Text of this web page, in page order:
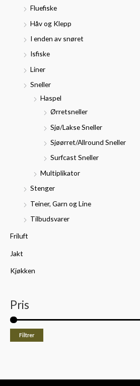
Fluefiske
Håv og Klepp
I enden av snøret
Isfiske
Liner
Sneller
Haspel
Ørretsneller
Sjø/Lakse Sneller
Sjøørret/Allround Sneller
Surfcast Sneller
Multiplikator
Stenger
Teiner, Garn og Line
Tilbudsvarer
Friluft
Jakt
Kjøkken
Pris
Filtrer